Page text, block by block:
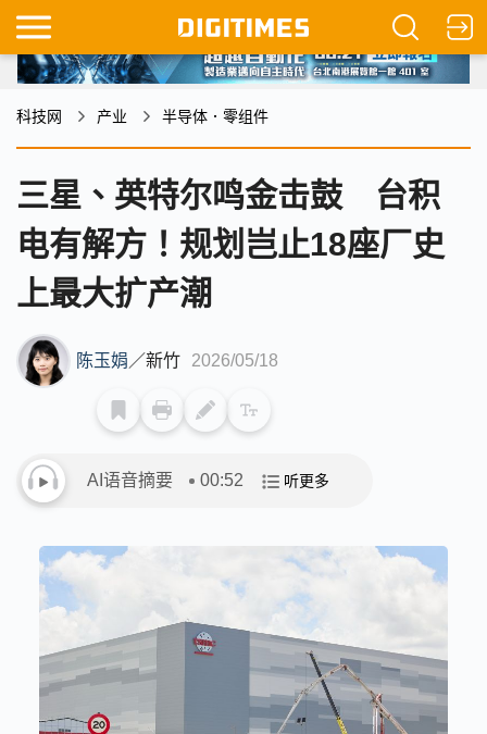
科技网 产业 半导体．零组件
三星、英特尔鸣金击鼓 台积
电有解方！规划岂止18座厂史
上最大扩产潮
陈玉娟／新竹 2026/05/18
AI语音摘要 00:52 听更多